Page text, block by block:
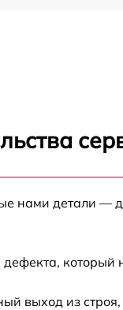
B
нами детали —
из строя,